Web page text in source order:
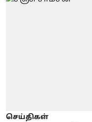
செய்திகள்